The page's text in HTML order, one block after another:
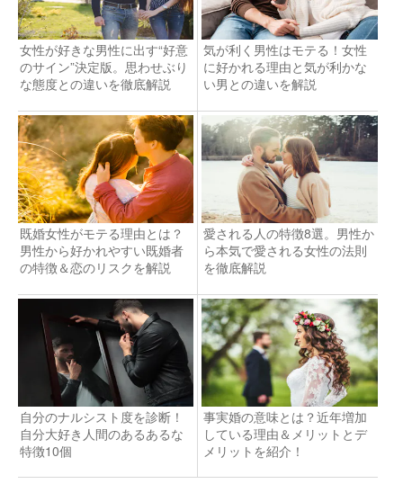
女性が好きな男性に出す“好意
のサイン”決定版。思わせぶり
な態度との違いを徹底解説
気が利く男性はモテる！女性
に好かれる理由と気が利かな
い男との違いを解説
既婚女性がモテる理由とは？
男性から好かれやすい既婚者
の特徴＆恋のリスクを解説
愛される人の特徴8選。男性か
ら本気で愛される女性の法則
を徹底解説
自分のナルシスト度を診断！
自分大好き人間のあるあるな
特徴10個
事実婚の意味とは？近年増加
している理由＆メリットとデ
メリットを紹介！